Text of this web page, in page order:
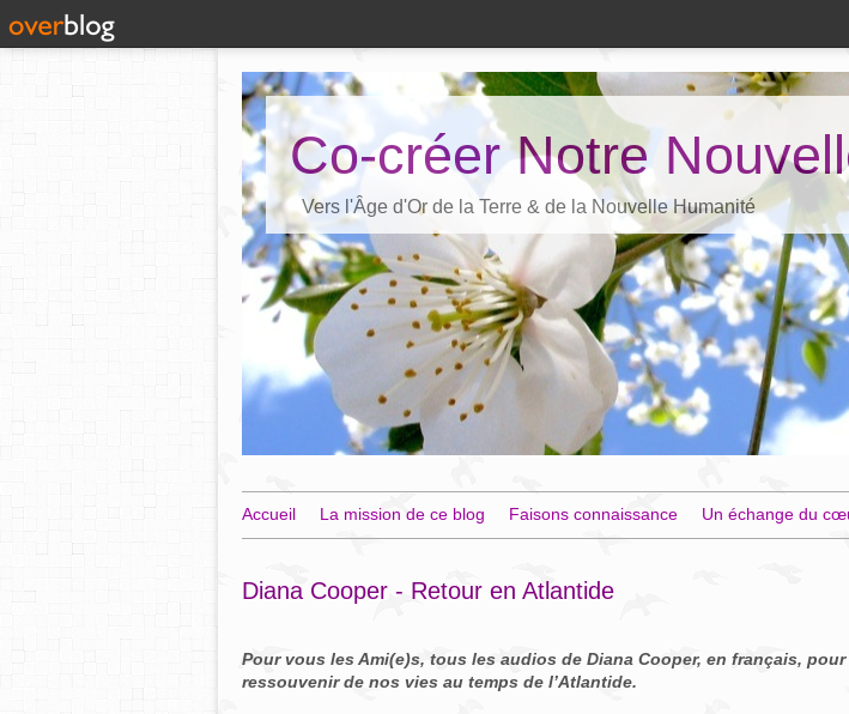
Co-créer Notre
Vers l'Âge d'Or de la Terre & de la Nouvelle Humanité
Accueil La mission de ce blog Faisons connaissance Un échange du
Diana Cooper - Retour en Atlantide
Pour vous les Ami(e)s, tous les audios de Diana Cooper, en français,
ressouvenir de nos vies au temps de l’Atlantide.